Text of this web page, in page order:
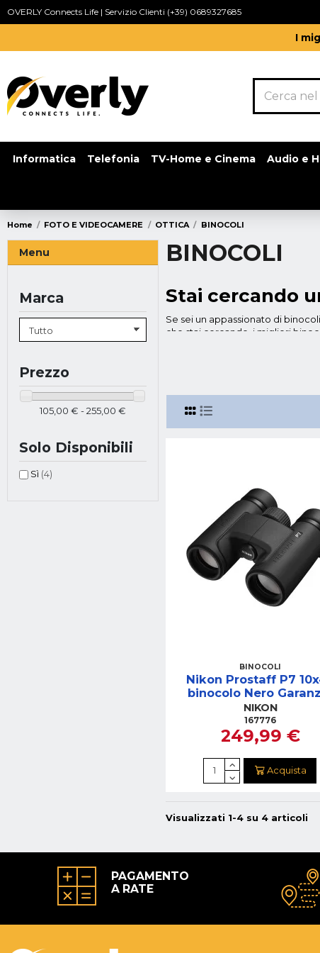
OVERLY Connects Life | Servizio Clienti (+39) 0689327685
I
Informatica Telefonia TV-Home e Cinema Audio e
Home FOTO E VIDEOCAMERE OTTICA BINOCOLI
BINOCOLI
Stai cercando
Se sei un appassionato di
che stai cercando, i migliori
: Aculon A211
stabile e confortevole. I
l'osservazione a distanza
BINOCOLI
Nikon Prostaff P7
binocolo Nero
Nital 10 Anni
NIKON
167776
249,99 €
Acquista
Visualizzati 1-4 su 4 articoli
Menu
Marca
Prezzo
105,00 € - 255,00 €
Solo Disponibili
Sì (4)
PAGAMENTO
A RATE